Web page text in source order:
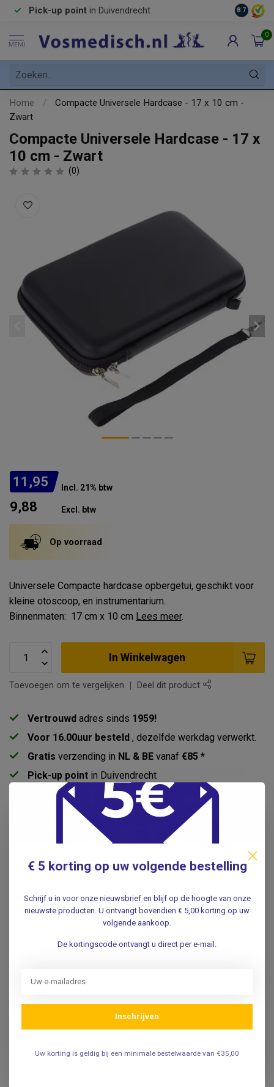
Pick-up point in Duivendrecht 8.7
MENU
0
Home /
Compacte Universele Hardcase - 17 x 10 cm -
Zwart
Compacte Universele Hardcase - 17 x
10 cm - Zwart
(0)
11,95 Incl. 21% btw
9,88 Excl. btw
Op voorraad
Universele Compacte hardcase opbergetui, geschikt voor
kleine otoscoop, en instrumentarium.
Binnenmaten: 17 cm x 10 cm Lees meer.
In Winkelwagen
Toevoegen om te vergelijken Deel dit product
Vertrouwd adres sinds 1959!
Voor 16.00uur besteld , dezelfde werkdag verwerkt.
Gratis verzending in NL & BE vanaf €85 *
Pick-up point in Duivendrecht
Productomschrijving
Gerelateerde producten
otoscoop - directe
.
€47,50
€ 5 korting op uw volgende bestelling
Schrijf u in voor onze nieuwsbrief en blijf op de hoogte van onze
nieuwste producten. U ontvangt bovendien € 5,00 korting op uw
volgende aankoop.
De kortingscode ontvangt u direct per e-mail.
Inschrijven
Uw korting is geldig bij een minimale bestelwaarde van €35,00